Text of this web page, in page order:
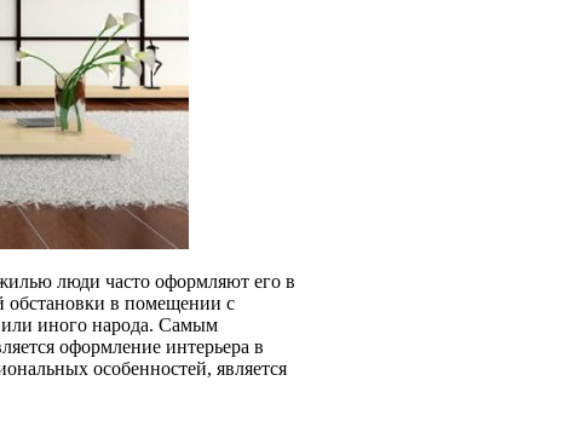
люди часто оформляют его в
обстановки в помещении с
или иного народа. Самым
оформление интерьера в
особенностей, является